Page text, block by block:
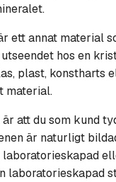
ett annat material
hos en
plast, konstharts
material.
att du som kund
är naturligt
laboratorieskapad
laboratorieskapad